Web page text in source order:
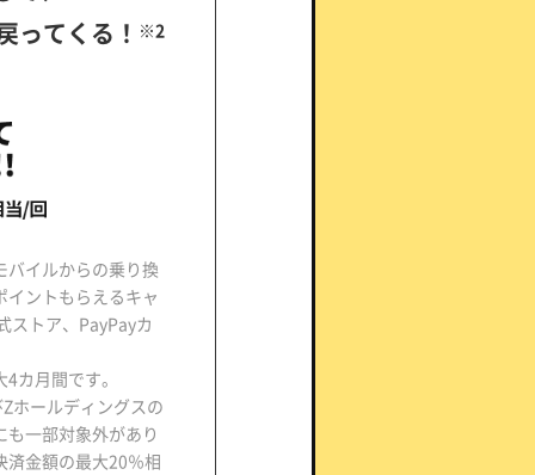
ってくる！ ※2
イルからの乗り換
ントもらえるキャ
ストア、PayPayカ
カ月間です。
ホールディングスの
一部対象外があり
済金額の最大20％相